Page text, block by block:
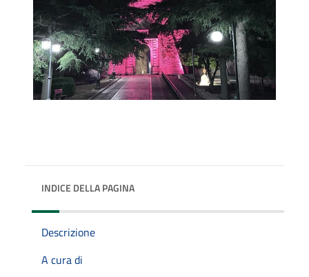
INDICE DELLA PAGINA
Descrizione
A cura di